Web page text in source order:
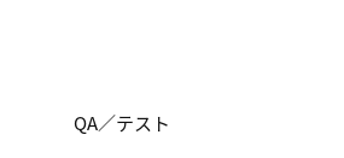
QA／テスト